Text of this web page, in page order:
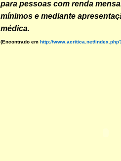
para pessoas com renda
mínimos e mediante
médica.
(Encontrado em http://www.acritica.net/